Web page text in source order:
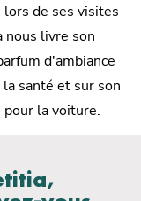
lors de ses visites
nous livre son
d'ambiance
santé et sur son
la voiture.